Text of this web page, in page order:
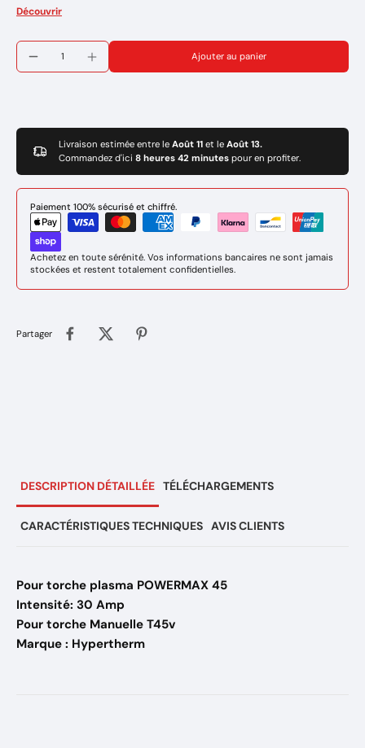
Vendu par 5 pièces
Réference : 220480
Découvrir
Ajouter au panier
Livraison estimée entre le Août 11 et le Août 13.
Commandez d'ici 8 heures 42 minutes pour en profiter.
Paiement 100% sécurisé et chiffré.
Achetez en toute sérénité. Vos informations bancaires ne sont jamais
stockées et restent totalement confidentielles.
Partager
DESCRIPTION DÉTAILLÉE TÉLÉCHARGEMENTS
CARACTÉRISTIQUES TECHNIQUES AVIS CLIENTS
Pour torche plasma POWERMAX 45
Intensité: 30 Amp
Pour torche Manuelle T45v
Marque : Hypertherm